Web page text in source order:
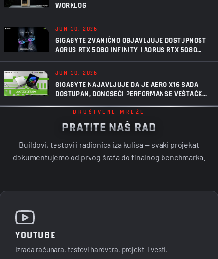
WORKLOG
JUN 30, 2026
GIGABYTE ZVANIČNO OBJAVLJUJE DOSTUPNOST
AORUS RTX 5080 INFINITY I AORUS RTX 5080
JUN 30, 2026
GIGABYTE NAJAVLJUJE DA JE AERO X16 SADA
DOSTUPAN, DONOSEĆI PERFORMANSE VEŠTAČKE
TANAK COPILOT+ PC
DRUŠTVENE MREŽE
PRATITE NAŠ RAD
Buildovi, testovi i radionica iza kulisa — svaki projekat
dokumentujemo od prvog šrafa do finalnog benchmarka.
YOUTUBE
Izrada računara, testovi hardvera, projekti i vesti.